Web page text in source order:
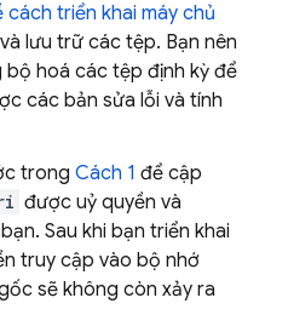
cách triển khai máy chủ
lưu trữ các tệp. Bạn nên
hoá các tệp định kỳ để
các bản sửa lỗi và tính
trong Cách 1 để cập
được uỷ quyền và
Sau khi bạn triển khai
truy cập vào bộ nhớ
sẽ không còn xảy ra